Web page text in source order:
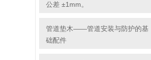
公差 ±1mm。
管道垫木——管道安装与防护的基
础配件